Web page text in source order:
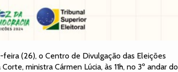
(26), o Centro de Divulgação das Eleições
ministra Cármen Lúcia, às 11h, no 3º andar do